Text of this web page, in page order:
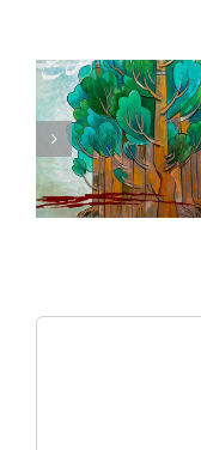
راه را